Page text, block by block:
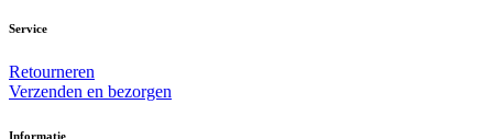
Service
Retourneren
Verzenden en bezorgen
Informatie